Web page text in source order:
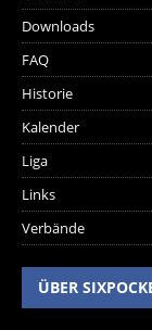
Downloads
FAQ
Historie
Kalender
Liga
Links
Verbände
ÜBER